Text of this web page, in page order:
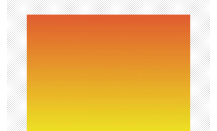
ー
シ
ョ
ン